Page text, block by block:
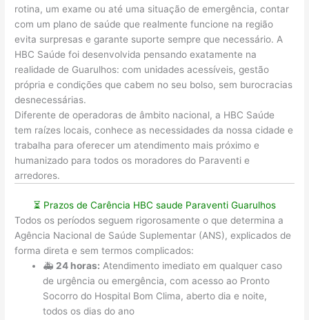
rotina, um exame ou até uma situação de emergência, contar
com um plano de saúde que realmente funcione na região
evita surpresas e garante suporte sempre que necessário. A
HBC Saúde foi desenvolvida pensando exatamente na
realidade de Guarulhos: com unidades acessíveis, gestão
própria e condições que cabem no seu bolso, sem burocracias
desnecessárias.
Diferente de operadoras de âmbito nacional, a HBC Saúde
tem raízes locais, conhece as necessidades da nossa cidade e
trabalha para oferecer um atendimento mais próximo e
humanizado para todos os moradores do Paraventi e
arredores.
⏳ Prazos de Carência HBC saude Paraventi Guarulhos
Todos os períodos seguem rigorosamente o que determina a
Agência Nacional de Saúde Suplementar (ANS), explicados de
forma direta e sem termos complicados:
🚑 24 horas: Atendimento imediato em qualquer caso
de urgência ou emergência, com acesso ao Pronto
Socorro do Hospital Bom Clima, aberto dia e noite,
todos os dias do ano